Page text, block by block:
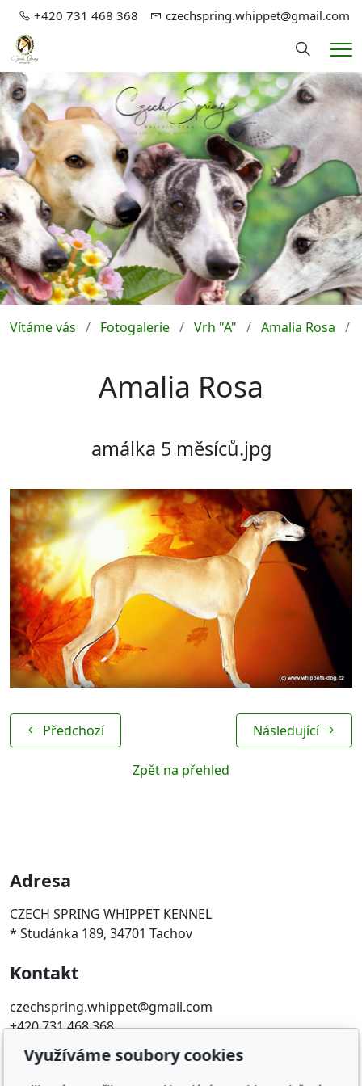
+420 731 468 368 czechspring.whippet@gmail.com
Hledání
Vítáme vás Fotogalerie Vrh "A" Amalia Rosa
Amalia Rosa
amálka 5 měsíců.jpg
Předchozí
Zpět na přehled
Následující
Adresa
CZECH SPRING WHIPPET KENNEL
* Studánka 189, 34701 Tachov
Kontakt
czechspring.whippet@gmail.com
+420 731 468 368
Oblíbené odkazy
Využíváme soubory cookies